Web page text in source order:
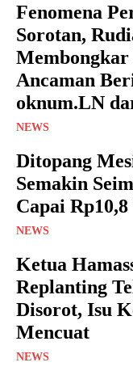
Fenomena
Sorotan,
Ancaman
oknum.LN
NEWS
Ditopang
Semakin
Capai
NEWS
Ketua
Replanting
Disorot, Isu
Mencuat
NEWS